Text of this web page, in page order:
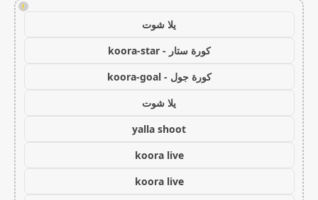
!
يلا شوت
كورة ستار - koora-star
كورة جول - koora-goal
يلا شوت
yalla shoot
koora live
koora live